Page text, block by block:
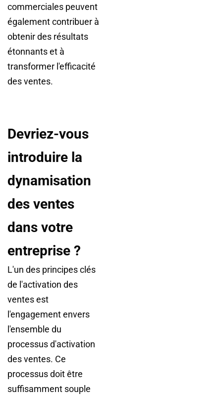
commerciales peuvent
également contribuer à
obtenir des résultats
étonnants et à
transformer l'efficacité
des ventes.
Devriez-vous
introduire la
dynamisation
des ventes
dans votre
entreprise ?
L'un des principes clés
de l'activation des
ventes est
l'engagement envers
l'ensemble du
processus d'activation
des ventes. Ce
processus doit être
suffisamment souple